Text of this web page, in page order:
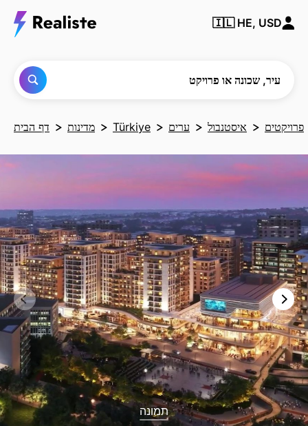
🇮🇱 HE, USD
עיר, שכונה או פרויקט
דף הבית מדינות Türkiye ערים איסטנבול פרויקטים
תמונה